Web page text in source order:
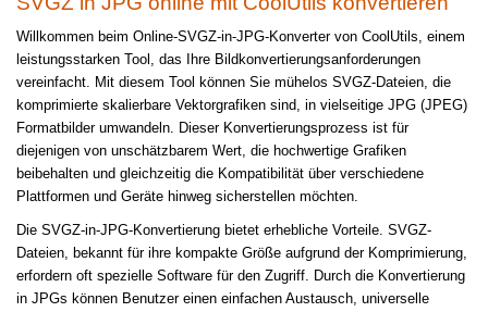
Willkommen beim Online-SVGZ-in-JPG-Konverter von CoolUtils, einem
leistungsstarken Tool, das Ihre Bildkonvertierungsanforderungen
vereinfacht. Mit diesem Tool können Sie mühelos SVGZ-Dateien, die
komprimierte skalierbare Vektorgrafiken sind, in vielseitige JPG (JPEG)
Formatbilder umwandeln. Dieser Konvertierungsprozess ist für
diejenigen von unschätzbarem Wert, die hochwertige Grafiken
beibehalten und gleichzeitig die Kompatibilität über verschiedene
Plattformen und Geräte hinweg sicherstellen möchten.
Die SVGZ-in-JPG-Konvertierung bietet erhebliche Vorteile. SVGZ-
Dateien, bekannt für ihre kompakte Größe aufgrund der Komprimierung,
erfordern oft spezielle Software für den Zugriff. Durch die Konvertierung
in JPGs können Benutzer einen einfachen Austausch, universelle